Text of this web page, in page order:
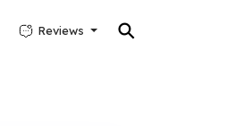
⚲
Reviews